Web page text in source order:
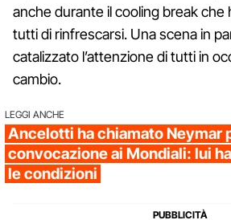
anche durante il cooling break che
tutti di rinfrescarsi. Una scena in
catalizzato l’attenzione di tutti in
cambio.
LEGGI ANCHE
Ancelotti ha chiamato Neymar
convocazione ai Mondiali: lui
le condizioni